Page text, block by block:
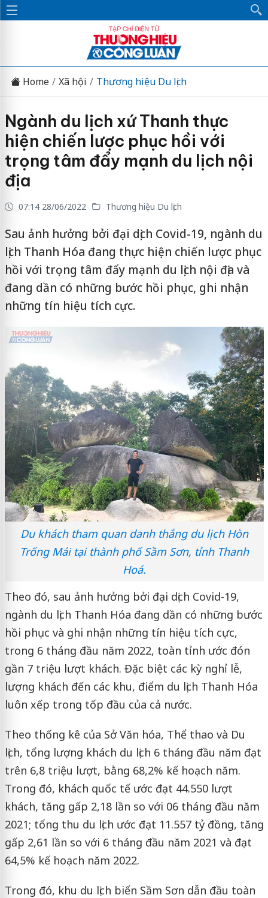
Home Xã hội Thương hiệu Du lịch
Ngành du lịch xứ Thanh thực
hiện chiến lược phục hồi với
trọng tâm đẩy mạnh du lịch nội
địa
07:14 28/06/2022 Thương hiệu Du lịch
Sau ảnh hưởng bởi đại dịch Covid-19, ngành du
lịch Thanh Hóa đang thực hiện chiến lược phục
hồi với trọng tâm đẩy mạnh du lịch nội địa và
đang dần có những bước hồi phục, ghi nhận
những tín hiệu tích cực.
Du khách tham quan danh thắng du lịch Hòn
Trống Mái tại thành phố Sầm Sơn, tỉnh Thanh
Hoá.
Theo đó, sau ảnh hưởng bởi đại dịch Covid-19,
ngành du lịch Thanh Hóa đang dần có những bước
hồi phục và ghi nhận những tín hiệu tích cực,
trong 6 tháng đầu năm 2022, toàn tỉnh ước đón
gần 7 triệu lượt khách. Đặc biệt các kỳ nghỉ lễ,
lượng khách đến các khu, điểm du lịch Thanh Hóa
luôn xếp trong tốp đầu của cả nước.
Theo thống kê của Sở Văn hóa, Thể thao và Du
lịch, tổng lượng khách du lịch 6 tháng đầu năm đạt
trên 6,8 triệu lượt, bằng 68,2% kế hoạch năm.
Trong đó, khách quốc tế ước đạt 44.550 lượt
khách, tăng gấp 2,18 lần so với 06 tháng đầu năm
2021; tổng thu du lịch ước đạt 11.557 tỷ đồng, tăng
gấp 2,61 lần so với 6 tháng đầu năm 2021 và đạt
64,5% kế hoạch năm 2022.
Trong đó, khu du lịch biển Sầm Sơn dẫn đầu toàn